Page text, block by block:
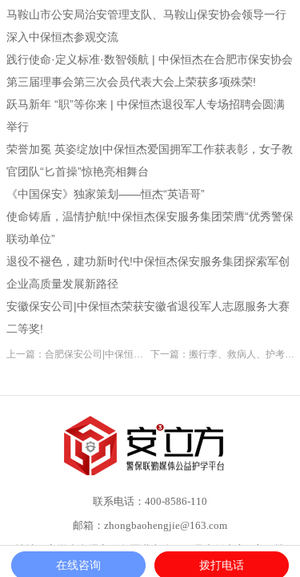
马鞍山市公安局治安管理支队、马鞍山保安协会领导一行
深入中保恒杰参观交流
践行使命·定义标准·数智领航 | 中保恒杰在合肥市保安协会
第三届理事会第三次会员代表大会上荣获多项殊荣!
跃马新年 “职”等你来 | 中保恒杰退役军人专场招聘会圆满
举行
荣誉加冕 英姿绽放|中保恒杰爱国拥军工作获表彰，女子教
官团队“匕首操”惊艳亮相舞台
《中国保安》独家策划——恒杰“英语哥”
使命铸盾，温情护航!中保恒杰保安服务集团荣膺“优秀警保
联动单位”
退役不褪色，建功新时代!中保恒杰保安服务集团探索军创
企业高质量发展新路径
安徽保安公司|中保恒杰荣获安徽省退役军人志愿服务大赛
二等奖!
上一篇：合肥保安公司|中保恒杰保安服务集团赴养老院开展敬老慰问活动 下一篇：搬行李、救病人、护考场… 他们是谁?
联系电话：400-8586-110
邮箱：zhongbaohengjie@163.com
地址：安徽省合肥市政务区潜山路1999号中侨中心A座25楼
在线咨询 拨打电话